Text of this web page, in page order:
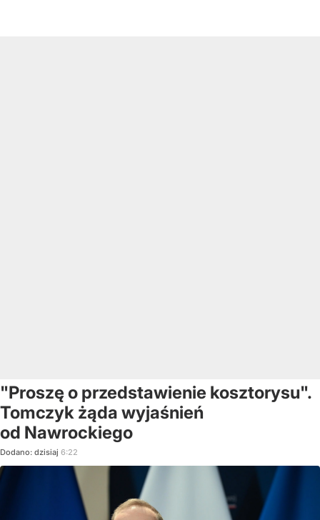
"Proszę o przedstawienie kosztorysu".
Tomczyk żąda wyjaśnień
od Nawrockiego
Dodano: dzisiaj 6:22